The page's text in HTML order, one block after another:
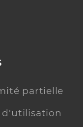
partielle
d'utilisation